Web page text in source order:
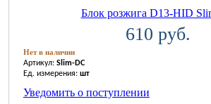
Блок розжига D13-HID
610 руб.
Нет в наличии
Артикул: Slim-DC
Ед. измерения: шт
Уведомить о поступлении